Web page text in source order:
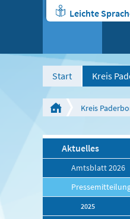
Leichte
Start Kreis
Kreis
Aktuelles
Amtsblatt 2026
2025